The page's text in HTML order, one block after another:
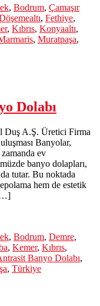
, Bodrum, Çamaşır
, Fethiye,
, Kıbrıs, Konyaaltı,
, Muratpaşa,
Dolabı
Duş A.Ş. Üretici Firma
Banyolar,
ev
banyo dolapları,
tutar. Bu noktada
hem de estetik
, Bodrum, Demre,
, Kemer, Kıbrıs,
Banyo Dolabı,
, Türkiye